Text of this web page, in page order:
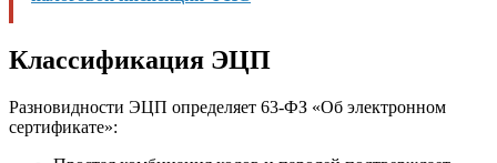
Классификация ЭЦП
Разновидности ЭЦП определяет 63-ФЗ «Об электронном
сертификате»: